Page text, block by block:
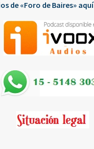
de «Foro de Baires» aquí